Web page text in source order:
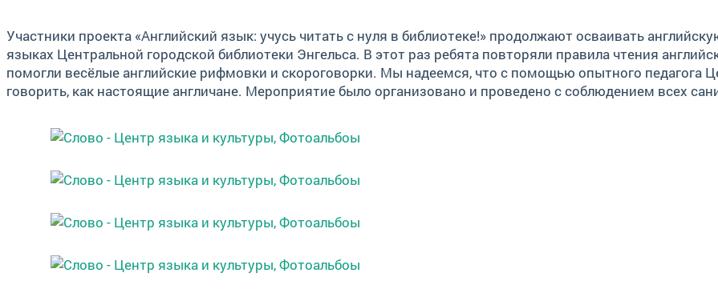
Участники проекта «Английский язык: учусь читать с нуля в библиотеке!» продолжают осваивать
языках Центральной городской библиотеки Энгельса. В этот раз ребята повторяли правила чтения
помогли весёлые английские рифмовки и скороговорки. Мы надеемся, что с помощью опытного педагога
говорить, как настоящие англичане. Мероприятие было организовано и проведено с соблюдением всех